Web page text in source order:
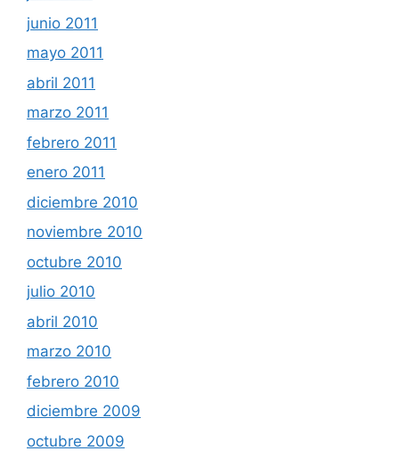
junio 2011
mayo 2011
abril 2011
marzo 2011
febrero 2011
enero 2011
diciembre 2010
noviembre 2010
octubre 2010
julio 2010
abril 2010
marzo 2010
febrero 2010
diciembre 2009
octubre 2009